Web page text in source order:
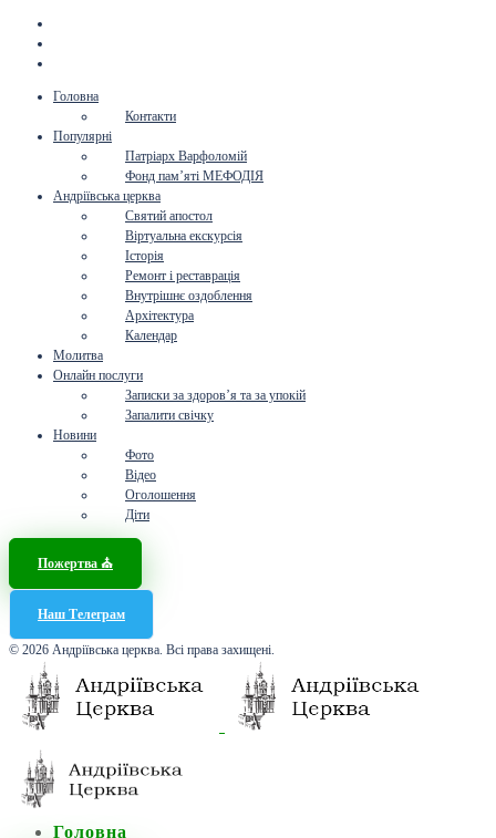
Головна
Контакти
Популярні
Патріарх Варфоломій
Фонд пам’яті МЕФОДІЯ
Андріївська церква
Святий апостол
Віртуальна екскурсія
Історія
Ремонт і реставрація
Внутрішнє оздоблення
Архітектура
Календар
Молитва
Онлайн послуги
Записки за здоров’я та за упокій
Запалити свічку
Новини
Фото
Відео
Оголошення
Діти
Пожертва ⛪️
Наш Телеграм
© 2026 Андріївська церква. Всі права захищені.
Головна